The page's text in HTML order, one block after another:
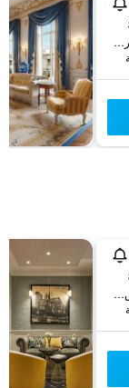
13 شارع دي لا بيه, باريس, فرنسا
7-11 شارع سانت بنوا, باريس, فرنسا